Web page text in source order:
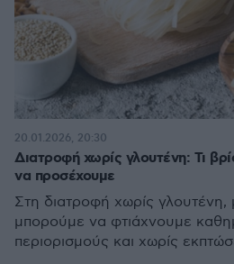
Διατροφή χωρίς γλουτένη: Τι
να προσέχουμε
Στη διατροφή χωρίς γλουτένη,
μπορούμε να φτιάχνουμε
περιορισμούς και χωρίς
20.01.2026, 20:30